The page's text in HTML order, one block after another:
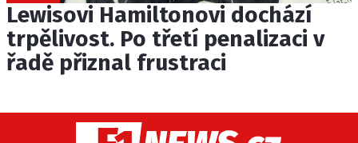
Lewisovi Hamiltonovi dochází
trpělivost. Po třetí penalizaci v
řadě přiznal frustraci